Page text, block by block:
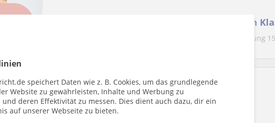
speichert Daten wie z. B. Cookies, um das grundlegende
Website zu gewährleisten, Inhalte und Werbung zu
deren Effektivität zu messen. Dies dient auch dazu, dir ein
auf unserer Webseite zu bieten.
Nachhilfe für Schüler von der 5ten bis 12ten
Erdkunde fasziniert mich. Ich habe bei meiner Abitur Prüfung
Hüseyin
Dortmund
Politikwissenschaften